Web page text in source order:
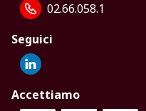
02.66.058.1
Seguici
Accettiamo